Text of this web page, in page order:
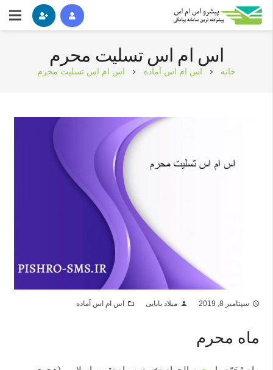
اس ام اس تسلیت محرم
خانه chevron_right اس ام اس آماده chevron_right اس ام اس تسلیت محرم
access_time سپتامبر 8, 2019 person میلاد بابایی folder_open اس ام اس آماده
ماه محرم